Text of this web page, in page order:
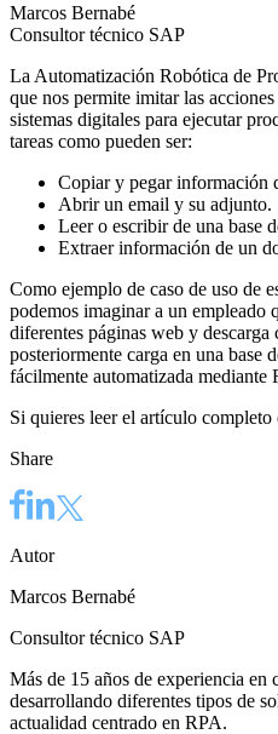
Marcos Bernabé
Consultor técnico SAP
La Automatización Robótica de
que nos permite imitar las
sistemas digitales para ejecutar
tareas como pueden ser:
Copiar y pegar información
Abrir un email y su adjunto.
Leer o escribir de una base
Extraer información de un
Como ejemplo de caso de uso de
podemos imaginar a un empleado
diferentes páginas web y
posteriormente carga en una base
fácilmente automatizada mediante
Si quieres leer el artículo completo
Share
Autor
Marcos Bernabé
Consultor técnico SAP
Más de 15 años de experiencia en
desarrollando diferentes tipos de
actualidad centrado en RPA.